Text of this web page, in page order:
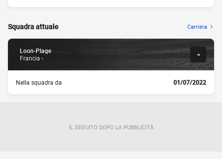
Squadra attuale Carriera
Loon-Plage
Francia -
-
Nella squadra da 01/07/2022
IL SEGUITO DOPO LA PUBBLICITÀ